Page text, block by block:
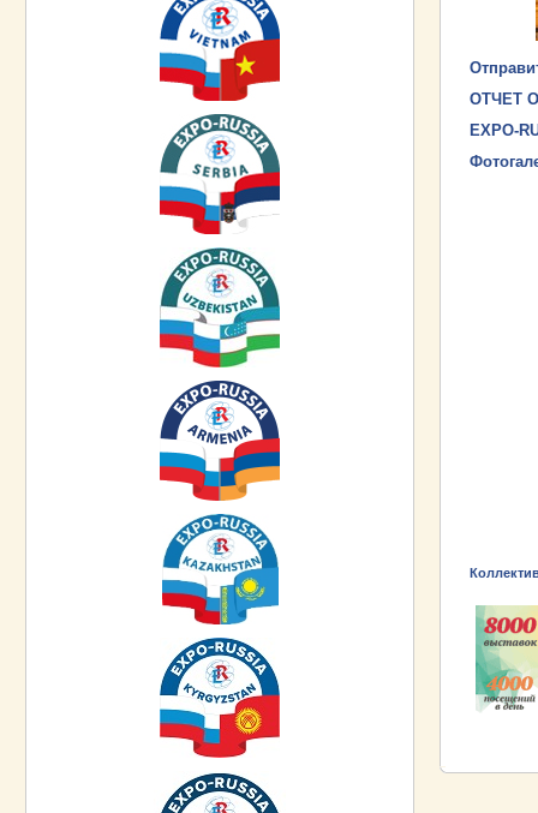
ОТЧЕТ О
EXPO-